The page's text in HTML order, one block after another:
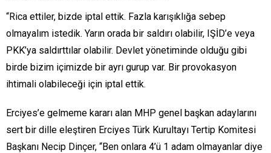
“Rica ettiler, bizde iptal ettik. Fazla karışıklığa sebep
olmayalım istedik. Yarın orada bir saldırı olabilir, IŞİD’e veya
PKK’ya saldırttılar olabilir. Devlet yönetiminde olduğu gibi
birde bizim içimizde bir ayrı gurup var. Bir provokasyon
ihtimali olabileceği için iptal ettik.
Erciyes’e gelmeme kararı alan MHP genel başkan adaylarını
sert bir dille eleştiren Erciyes Türk Kurultayı Tertip Komitesi
Başkanı Necip Dinçer, “Ben onlara 4’ü 1 adam olmayanlar diye